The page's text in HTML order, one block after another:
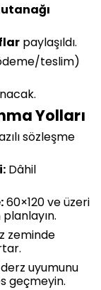
paylaşıldı.
teslim)
Yolları
sözleşme
Dâhil
60×120 ve üzeri
zeminde
uyumunu
geçmeyin.